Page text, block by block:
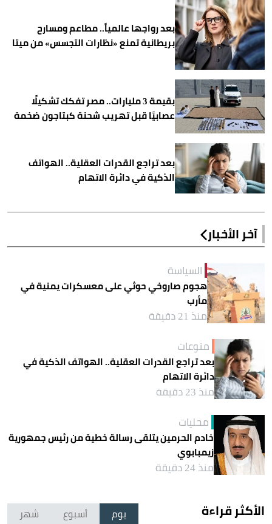
بعد رواجها عالمياً.. مطاعم ومسارح
بريطانية تمنع «نظارات التجسس» من ميتا
بقيمة 3 مليارات.. مصر تفكك تشكيلًا
عصابيًا قبل تهريب شحنة كبتاجون ضخمة
بعد تراجع القدرات العقلية.. الهواتف
الذكية في دائرة الاتهام
آخر الأخبار
السياسة
هجوم صاروخي حوثي على معسكرات يمنية في
مأرب
منذ 21 دقيقة
منوعات
بعد تراجع القدرات العقلية.. الهواتف الذكية في
دائرة الاتهام
منذ 23 دقيقة
محليات
خادم الحرمين يتلقى رسالة خطية من رئيس جمهورية
زيمبابوي
منذ 24 دقيقة
الأكثر قراءة يوم أسبوع شهر